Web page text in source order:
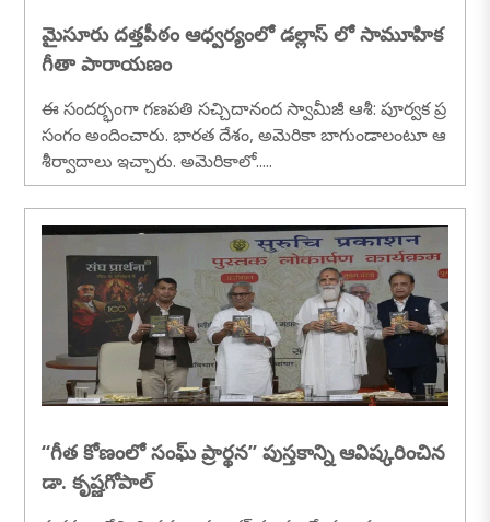
మైసూరు దత్తపీఠం ఆధ్వర్యంలో డల్లాస్ లో సామూహిక
గీతా పారాయణం
ఈ సందర్భంగా గణపతి సచ్చిదానంద స్వామీజీ ఆశీ: పూర్వక ప్ర
సంగం అందించారు. భారత దేశం, అమెరికా బాగుండాలంటూ ఆ
శీర్వాదాలు ఇచ్చారు. అమెరికాలో.....
‘‘గీత కోణంలో సంఘ్ ప్రార్థన’’ పుస్తకాన్ని ఆవిష్కరించిన
డా. కృష్ణగోపాల్